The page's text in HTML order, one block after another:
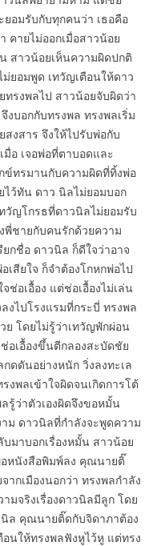
ยอมรับกับทุกคนว่า เธอคือ
คายไม่ออกเมื่อสาวน้อย
สาวน้อยเห็นความผิดปกติ
ยอมพูด เทวัญเตือนให้ดาว
รงพลไป สาวน้อยจับผิดว่า
บอกกับทรงพล ทรงพลเริ่ม
งสาร จึงให้ไปรับพ่อกับ
อ เจอพ่อที่ตาบอดและ
ทรมานกับความผิดที่ทิ้งพ่อ
ว้ทัน ดาว นิลไม่ยอมบอก
ทวัญโกรธที่ดาวนิลไม่ยอมรับ
พี่ชายกับคนรักด้วยความ
กชื่อ ดาวนิล ก็ดีใจว่าอาจ
เสียใจ ก็จำต้องโกหกพ่อไป
อเอื้อง แต่ช่อเอื้องไม่เล่น
งไปโรงแรมที่กระบี่ ทรงพล
ย โดยไม่รู้ว่าเทวัญพักผ่อน
อเอื้องขึ้นตีกลองสะบัดชัย
ดดันอย่างหนัก วิ่งลงทะเล
งพลเข้าใจผิดจนเกิดการโต้
รู้ว่าตัวเองผิดจึงขอหมั้น
าม ดาวนิลที่กำลังจะพูดความ
บมาบอกเรื่องหมั้น สาวน้อย
อหนังสือพิมพ์ลง คุณนายติ๊
ากเมืองนอกว่า ทรงพลกำลัง
จริงเรื่องดาวนิลมีลูก โดย
นิล คุณนายติ๊ดกับจิดาภาต้อง
นให้ทรงพลฟังหูไว้หู แต่ทรง